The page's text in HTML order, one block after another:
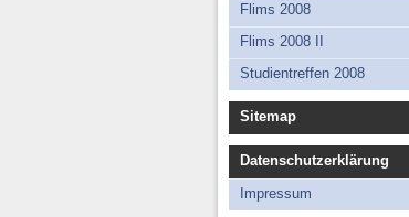
Flims 2008
Flims 2008 II
Studientreffen 2008
Sitemap
Datenschutzerklärung
Impressum